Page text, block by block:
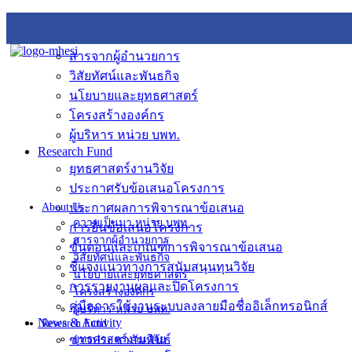
About Us
ความเป็นมา หน่วย บพท.
สารจากผู้อำนวยการ
วิสัยทัศน์และพันธกิจ
นโยบายและยุทธศาสตร์
โครงสร้างองค์กร
ผู้บริหาร หน่วย บพท.
Research Fund
ยุทธศาสตร์งานวิจัย
สารจากผู้อำนวยการ
วิสัยทัศน์และพันธกิจ
นโยบายและยุทธศาสตร์
โครงสร้างองค์กร
ผู้บริหาร หน่วย บพท.
Research Fund
ยุทธศาสตร์งานวิจัย
ประกาศรับข้อเสนอโครงการ
ประกาศผลการพิจารณาข้อเสนอ
การยื่นข้อเสนอโครงการ
ขั้นตอนและเกณฑ์การพิจารณาข้อเสนอ
ชี้แจงแนวทางการสนับสนุนทุนวิจัย
การรายงานผลและปิดโครงการ
คู่มือการใช้งานระบบลงลายมือชื่ออิเล็กทรอนิกส์
News & Activity
ข่าวประชาสัมพันธ์